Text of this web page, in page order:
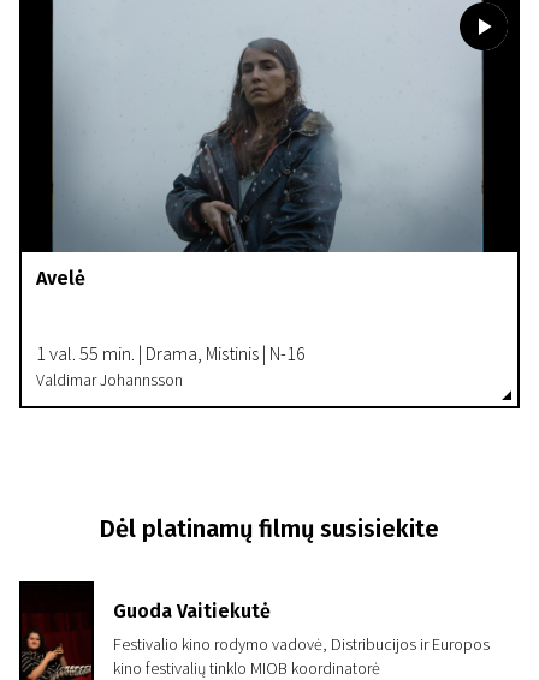
Avelė
1 val. 55 min. | Drama, Mistinis | N-16
Valdimar Johannsson
Dėl platinamų filmų susisiekite
Guoda Vaitiekutė
Festivalio kino rodymo vadovė, Distribucijos ir Europos
kino festivalių tinklo MIOB koordinatorė